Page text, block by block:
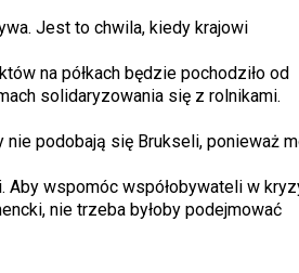
Jest to chwila, kiedy krajowi
na półkach będzie pochodziło od
solidaryzowania się z rolnikami.
nie podobają się Brukseli, ponieważ
Aby wspomóc współobywateli w
nie trzeba byłoby podejmować